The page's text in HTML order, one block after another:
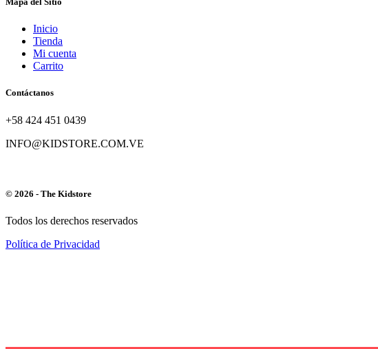
Inicio
Tienda
Mi cuenta
Carrito
Contáctanos
+58 424 451 0439
INFO@KIDSTORE.COM.VE
© 2026 - The Kidstore
Todos los derechos reservados
Política de Privacidad